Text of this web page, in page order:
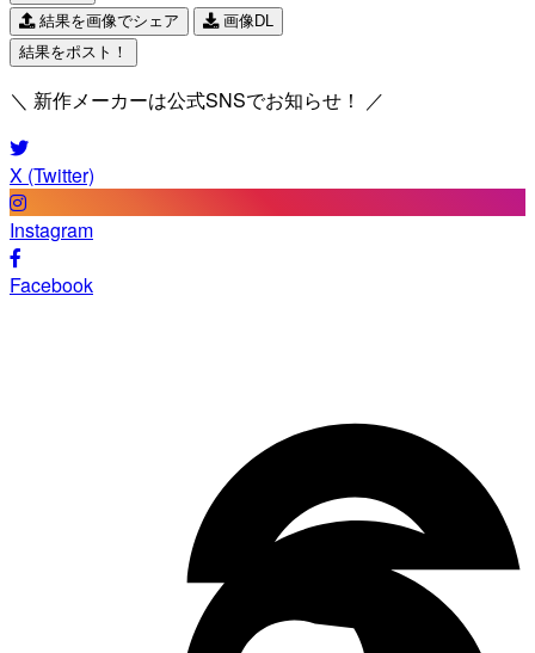
結果を画像でシェア
画像DL
結果をポスト！
＼ 新作メーカーは公式SNSでお知らせ！ ／
X (Twitter)
Instagram
Facebook